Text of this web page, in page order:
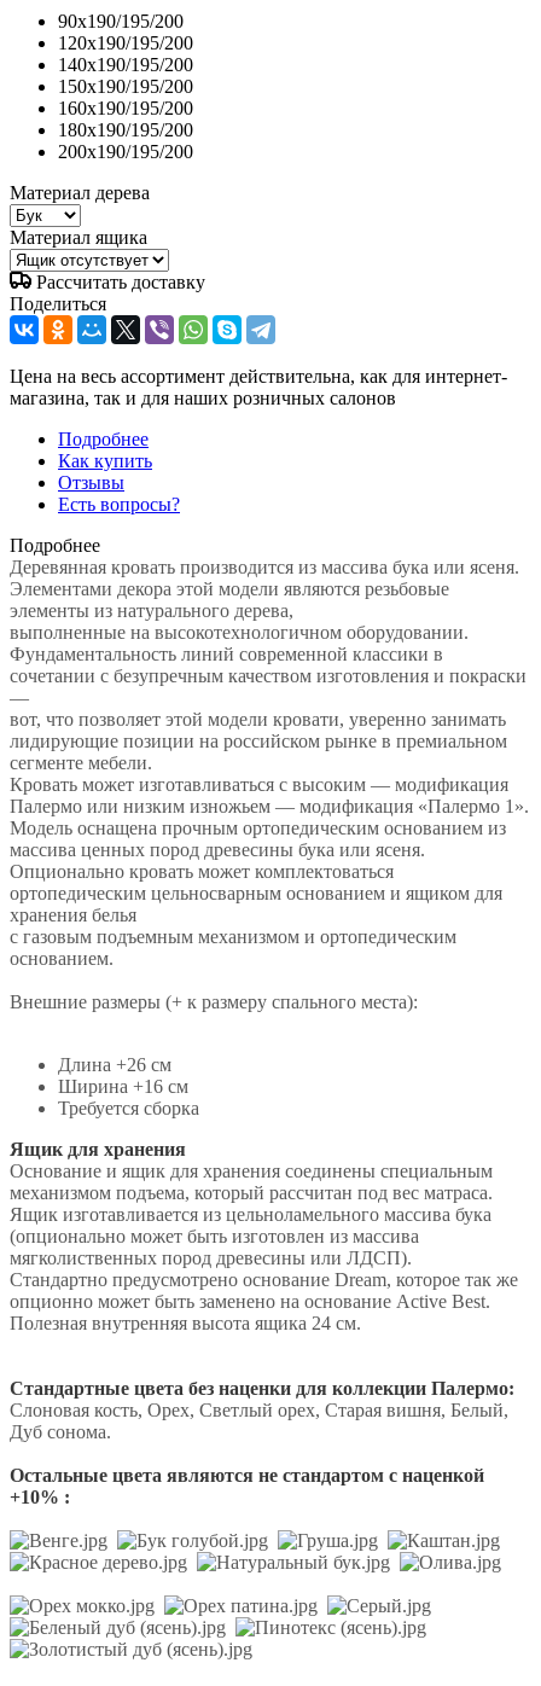
90x190/195/200
120x190/195/200
140x190/195/200
150x190/195/200
160x190/195/200
180x190/195/200
200x190/195/200
Материал дерева
Материал ящика
Рассчитать доставку
Поделиться
Цена на весь ассортимент действительна, как для интернет-
магазина, так и для наших розничных салонов
Подробнее
Как купить
Отзывы
Есть вопросы?
Подробнее
Деревянная кровать производится из массива бука или ясеня.
Элементами декора этой модели являются резьбовые
элементы из натурального дерева,
выполненные на высокотехнологичном оборудовании.
Фундаментальность линий современной классики в
сочетании с безупречным качеством изготовления и покраски
—
вот, что позволяет этой модели кровати, уверенно занимать
лидирующие позиции на российском рынке в премиальном
сегменте мебели.
Кровать может изготавливаться с высоким — модификация
Палермо или низким изножьем — модификация «Палермо 1».
Модель оснащена прочным ортопедическим основанием из
массива ценных пород древесины бука или ясеня.
Опционально кровать может комплектоваться
ортопедическим цельносварным основанием и ящиком для
хранения белья
с газовым подъемным механизмом и ортопедическим
основанием.
Внешние размеры (+ к размеру спального места):
Длина +26 см
Ширина +16 см
Требуется сборка
Ящик для хранения
Основание и ящик для хранения соединены специальным
механизмом подъема, который рассчитан под вес матраса.
Ящик изготавливается из цельноламельного массива бука
(опционально может быть изготовлен из массива
мягколиственных пород древесины или ЛДСП).
Стандартно предусмотрено основание Dream, которое так же
опционно может быть заменено на основание Active Best.
Полезная внутренняя высота ящика 24 см.
Стандартные цвета без наценки для коллекции Палермо:
Слоновая кость, Орех, Светлый орех, Старая вишня, Белый,
Дуб сонома.
Остальные цвета являются не стандартом с наценкой
+10% :